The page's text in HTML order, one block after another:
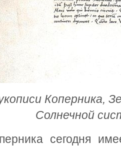
Коперника,
Солнечной
сегодня